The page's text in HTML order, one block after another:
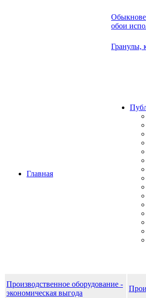
обои
Гранулы,
Главная
Производственное оборудование -
экономическая выгода